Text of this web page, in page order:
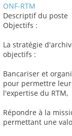
ONF-RTM
Descriptif du poste
Objectifs :
La stratégie
objectifs :
Bancariser et
pour permettre
l'expertise du RTM,
Répondre à la
permettant une